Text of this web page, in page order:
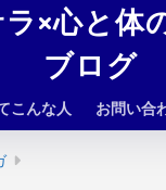
×心と体
ブログ
こんな人 お問い合